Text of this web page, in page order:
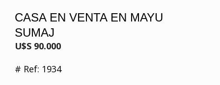
CASA EN VENTA EN MAYU
SUMAJ
U$S 90.000
# Ref: 1934